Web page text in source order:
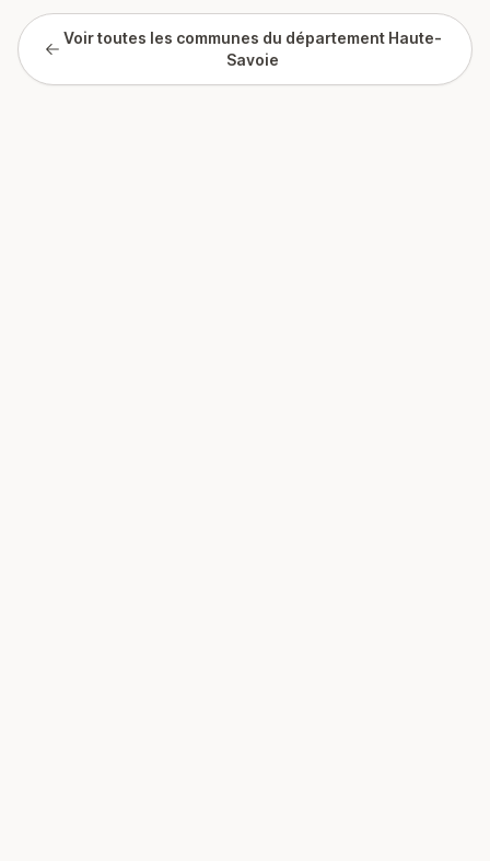
Voir toutes les communes du département Haute-
Savoie